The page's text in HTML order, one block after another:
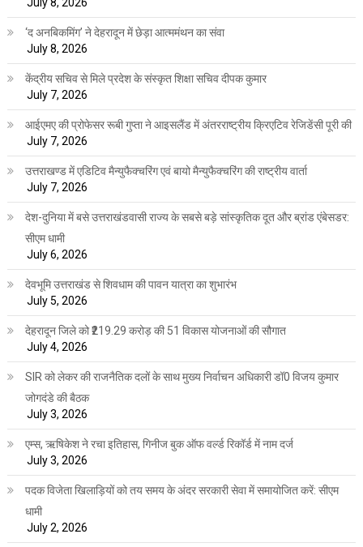
‘द अनबिकमिंग’ ने देहरादून में छेड़ा आत्ममंथन का संवा
July 8, 2026
केंद्रीय सचिव से मिले प्रदेश के संस्कृत शिक्षा सचिव दीपक कुमार
July 7, 2026
आईएमए की प्रोफेसर रूबी गुप्ता ने आइसलैंड में अंतरराष्ट्रीय क्रिएटिव रेजिडेंसी पूरी की
July 7, 2026
उत्तराखण्ड में एडिटिव मैन्युफैक्चरिंग एवं बायो मैन्युफैक्चरिंग की राष्ट्रीय वार्ता
July 7, 2026
देश-दुनिया में बसे उत्तराखंडवासी राज्य के सबसे बड़े सांस्कृतिक दूत और ब्रांड एंबेसडर:
सीएम धामी
July 6, 2026
देवभूमि उत्तराखंड से शिवधाम की पावन यात्रा का शुभारंभ
July 5, 2026
देहरादून जिले को ₹219.29 करोड़ की 51 विकास योजनाओं की सौगात
July 4, 2026
SIR को लेकर की राजनैतिक दलों के साथ मुख्य निर्वाचन अधिकारी डॉ0 विजय कुमार
जोगदंडे की बैठक
July 3, 2026
एम्स, ऋषिकेश ने रचा इतिहास, गिनीज बुक ऑफ वर्ल्ड रिकॉर्ड में नाम दर्ज
July 3, 2026
पदक विजेता खिलाड़ियों को तय समय के अंदर सरकारी सेवा में समायोजित करें: सीएम
धामी
July 2, 2026